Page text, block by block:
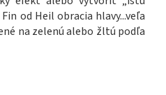
od Heil obracia hlavy...veľa
na zelenú alebo žltú podľa